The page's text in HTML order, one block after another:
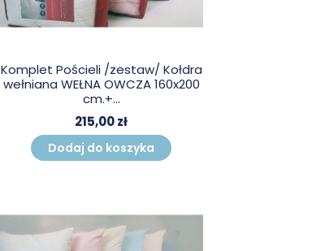
Komplet Pościeli /zestaw/ Kołdra
wełniana WEŁNA OWCZA 160x200
cm.+...
215,00 zł
Dodaj do koszyka